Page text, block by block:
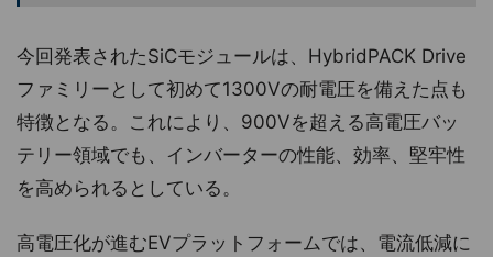
今回発表されたSiCモジュールは、HybridPACK Drive
ファミリーとして初めて1300Vの耐電圧を備えた点も
特徴となる。これにより、900Vを超える高電圧バッ
テリー領域でも、インバーターの性能、効率、堅牢性
を高められるとしている。
高電圧化が進むEVプラットフォームでは、電流低減に